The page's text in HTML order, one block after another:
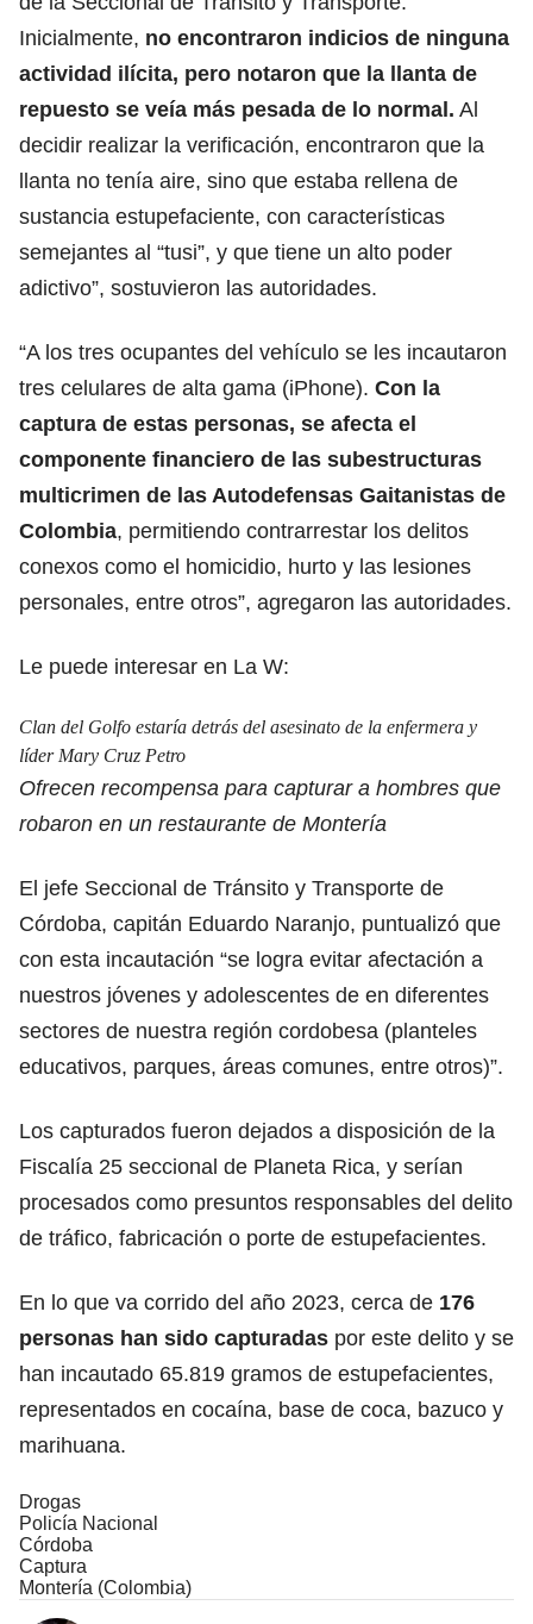
Inicialmente, no encontraron indicios de ninguna
actividad ilícita, pero notaron que la llanta de
repuesto se veía más pesada de lo normal. Al
decidir realizar la verificación, encontraron que la
llanta no tenía aire, sino que estaba rellena de
sustancia estupefaciente, con características
semejantes al “tusi”, y que tiene un alto poder
adictivo”, sostuvieron las autoridades.
“A los tres ocupantes del vehículo se les incautaron
tres celulares de alta gama (iPhone). Con la
captura de estas personas, se afecta el
componente financiero de las subestructuras
multicrimen de las Autodefensas Gaitanistas de
Colombia, permitiendo contrarrestar los delitos
conexos como el homicidio, hurto y las lesiones
personales, entre otros”, agregaron las autoridades.
Le puede interesar en La W:
Clan del Golfo estaría detrás del asesinato de la enfermera y
líder Mary Cruz Petro
Ofrecen recompensa para capturar a hombres que
robaron en un restaurante de Montería
El jefe Seccional de Tránsito y Transporte de
Córdoba, capitán Eduardo Naranjo, puntualizó que
con esta incautación “se logra evitar afectación a
nuestros jóvenes y adolescentes de en diferentes
sectores de nuestra región cordobesa (planteles
educativos, parques, áreas comunes, entre otros)”.
Los capturados fueron dejados a disposición de la
Fiscalía 25 seccional de Planeta Rica, y serían
procesados como presuntos responsables del delito
de tráfico, fabricación o porte de estupefacientes.
En lo que va corrido del año 2023, cerca de 176
personas han sido capturadas por este delito y se
han incautado 65.819 gramos de estupefacientes,
representados en cocaína, base de coca, bazuco y
marihuana.
Drogas
Policía Nacional
Córdoba
Captura
Montería (Colombia)